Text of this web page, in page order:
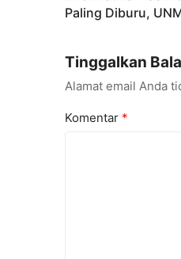
Paling Diburu,
Tinggalkan
Alamat email Anda
Komentar *